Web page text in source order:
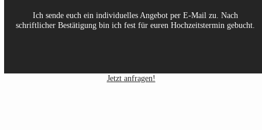
Ich sende euch ein individuelles Angebot per E-Mail zu. Nach
schriftlicher Bestätigung bin ich fest für euren Hochzeitstermin gebucht.
Jetzt anfragen!